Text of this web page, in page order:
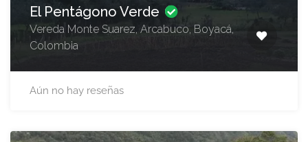
El Pentágono Verde
Vereda Monte Suarez, Arcabuco, Boyacá,
Colombia
Aún no hay reseñas